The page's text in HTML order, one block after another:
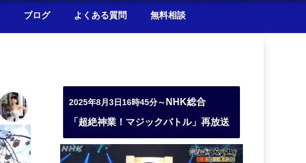
ブログ よくある質問 無料相談
2025年8月3日16時45分～ NHK総合
「超絶神業！マジックバトル」再放送